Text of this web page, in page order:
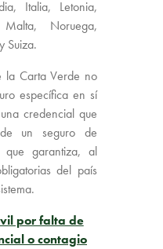
Italia, Letonia,
Malta, Noruega,
Suiza.
la Carta Verde no
específica en sí
credencial que
un seguro de
que garantiza, al
del país
por falta de
o contagio